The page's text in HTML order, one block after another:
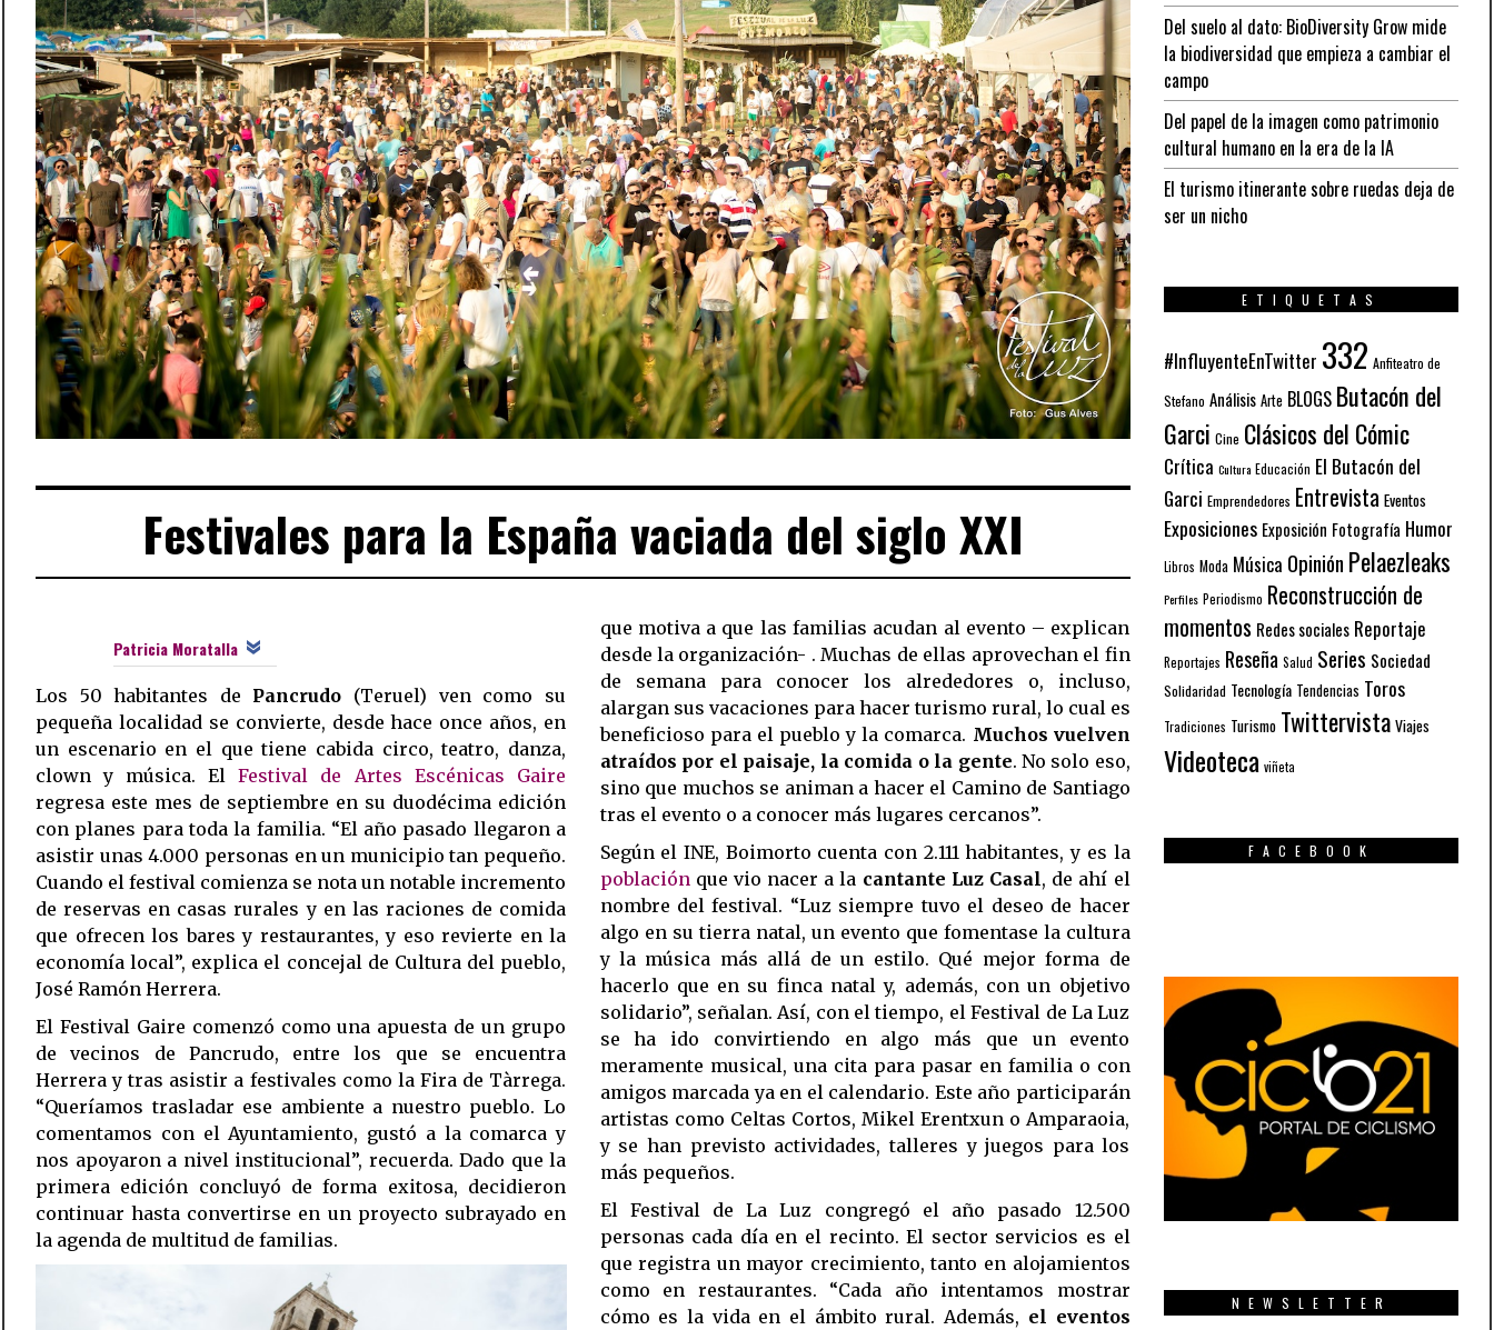
Festivales para la España vaciada del siglo XXI
Patricia Moratalla
Los 50 habitantes de Pancrudo (Teruel) ven como su
pequeña localidad se convierte, desde hace once años, en
un escenario en el que tiene cabida circo, teatro, danza,
clown y música. El Festival de Artes Escénicas Gaire
regresa este mes de septiembre en su duodécima edición
con planes para toda la familia. “El año pasado llegaron a
asistir unas 4.000 personas en un municipio tan pequeño.
Cuando el festival comienza se nota un notable incremento
de reservas en casas rurales y en las raciones de comida
que ofrecen los bares y restaurantes, y eso revierte en la
economía local”, explica el concejal de Cultura del pueblo,
José Ramón Herrera.
El Festival Gaire comenzó como una apuesta de un grupo
de vecinos de Pancrudo, entre los que se encuentra
Herrera y tras asistir a festivales como la Fira de Tàrrega.
“Queríamos trasladar ese ambiente a nuestro pueblo. Lo
comentamos con el Ayuntamiento, gustó a la comarca y
nos apoyaron a nivel institucional”, recuerda. Dado que la
primera edición concluyó de forma exitosa, decidieron
continuar hasta convertirse en un proyecto subrayado en
la agenda de multitud de familias.
que motiva a que las familias acudan al evento – explican
desde la organización- . Muchas de ellas aprovechan el fin
de semana para conocer los alrededores o, incluso,
alargan sus vacaciones para hacer turismo rural, lo cual es
beneficioso para el pueblo y la comarca. Muchos vuelven
atraídos por el paisaje, la comida o la gente. No solo eso,
sino que muchos se animan a hacer el Camino de Santiago
tras el evento o a conocer más lugares cercanos”.
Según el INE, Boimorto cuenta con 2.111 habitantes, y es la
poblaciónque vio nacer a la cantante Luz Casal, de ahí el
nombre del festival. “Luz siempre tuvo el deseo de hacer
algo en su tierra natal, un evento que fomentase la cultura
y la música más allá de un estilo. Qué mejor forma de
hacerlo que en su finca natal y, además, con un objetivo
solidario”, señalan. Así, con el tiempo, el Festival de La Luz
se ha ido convirtiendo en algo más que un evento
meramente musical, una cita para pasar en familia o con
amigos marcada ya en el calendario. Este año participarán
artistas como Celtas Cortos, Mikel Erentxun o Amparaoia,
y se han previsto actividades, talleres y juegos para los
más pequeños.
El Festival de La Luz congregó el año pasado 12.500
personas cada día en el recinto. El sector servicios es el
que registra un mayor crecimiento, tanto en alojamientos
como en restaurantes. “Cada año intentamos mostrar
cómo es la vida en el ámbito rural. Además, el eventos
Del suelo al dato: BioDiversity Grow mide
la biodiversidad que empieza a cambiar el
campo
Del papel de la imagen como patrimonio
cultural humano en la era de la IA
El turismo itinerante sobre ruedas deja de
ser un nicho
ETIQUETAS
#InfluyenteEnTwitter 332 Anfiteatro de
Stefano Análisis Arte BLOGS Butacón del
Garci Cine Clásicos del Cómic
Crítica Cultura Educación El Butacón del
Garci Emprendedores Entrevista Eventos
Exposiciones Exposición Fotografía Humor
Libros Moda Música Opinión Pelaezleaks
Perfiles Periodismo Reconstrucción de
momentos Redes sociales Reportaje
Reportajes Reseña Salud Series Sociedad
Solidaridad Tecnología Tendencias Toros
Tradiciones Turismo Twittervista Viajes
Videoteca viñeta
FACEBOOK
NEWSLETTER